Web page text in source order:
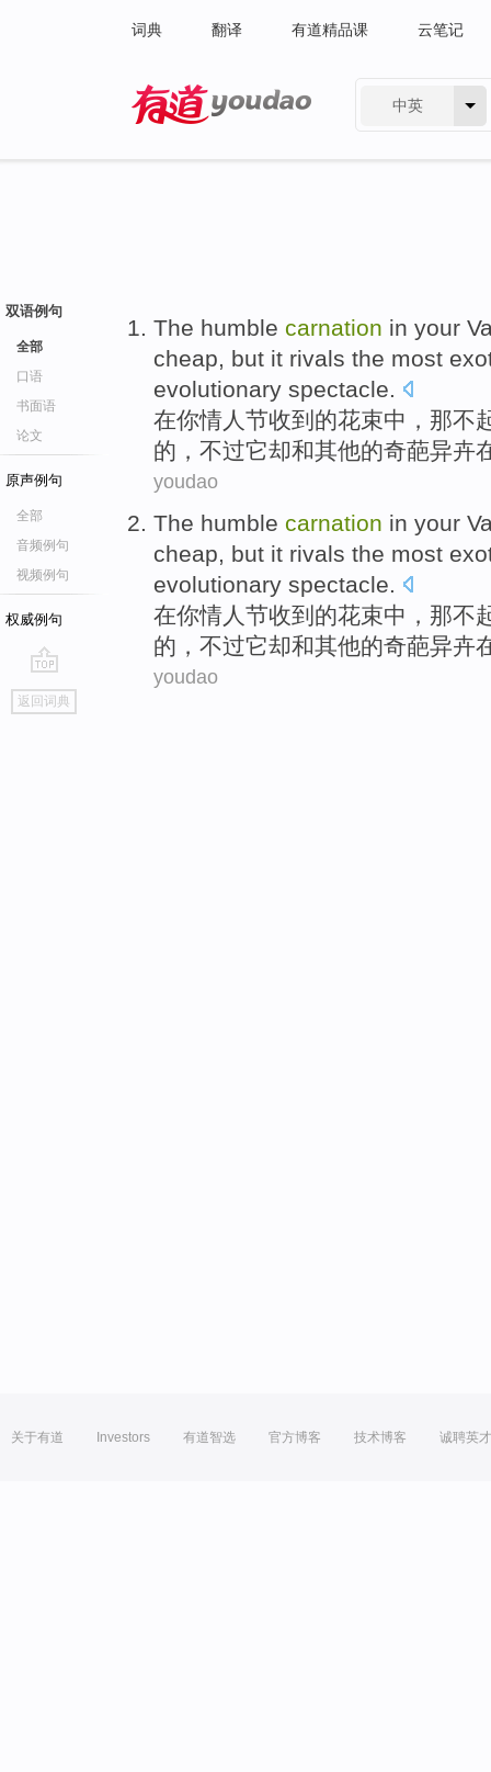
词典 翻译 有道精品课 云笔记
中英
双语例句
全部
口语
书面语
论文
原声例句
全部
音频例句
视频例句
权威例句
go
top
返回词典
The humble carnation in your
cheap, but it rivals the most
evolutionary spectacle.
在你情人 节收到 的花束中， 那不
的， 不过它却和其他的奇葩异卉
youdao
The humble carnation in your
cheap, but it rivals the most
evolutionary spectacle.
在你情人 节收到 的花束中， 那不
的， 不过它却和其他的奇葩异卉
youdao
关于有道 Investors 有道智选 官方博客 技术博客 诚聘英才